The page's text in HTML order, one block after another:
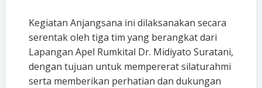
Kegiatan Anjangsana ini dilaksanakan secara
serentak oleh tiga tim yang berangkat dari
Lapangan Apel Rumkital Dr. Midiyato Suratani,
dengan tujuan untuk mempererat silaturahmi
serta memberikan perhatian dan dukungan